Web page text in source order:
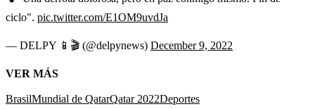
ciclo". pic.twitter.com/E1OM9uvdJa
— DELPY 📱🎬 (@delpynews) December 9, 2022
VER MÁS
BrasilMundial de QatarQatar 2022Deportes